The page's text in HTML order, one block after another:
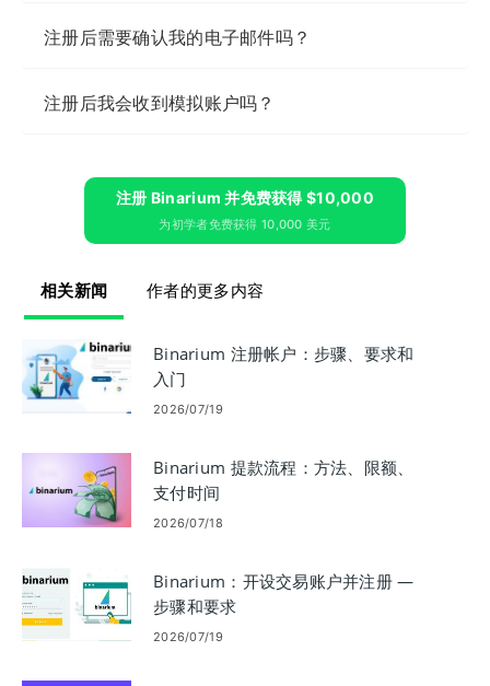
注册后需要确认我的电子邮件吗？
注册后我会收到模拟账户吗？
注册 Binarium 并免费获得 $10,000
为初学者免费获得 10,000 美元
相关新闻 作者的更多内容
Binarium 注册帐户：步骤、要求和
入门
2026/07/19
Binarium 提款流程：方法、限额、
支付时间
2026/07/18
Binarium：开设交易账户并注册 —
步骤和要求
2026/07/19